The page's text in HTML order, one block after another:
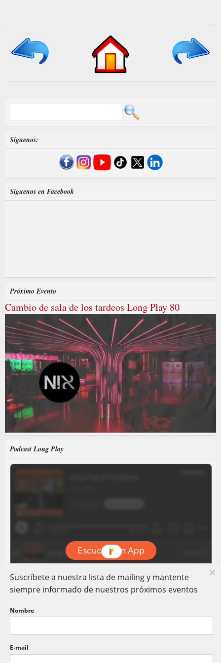
Síguenos:
Síguenos en Facebook
Próximo Evento
Cambio de sala de los tardeos Long Play 80
Podcast Long Play
Suscríbete a nuestra lista de mailing y mantente
siempre informado de nuestros próximos eventos
Nombre
E-mail